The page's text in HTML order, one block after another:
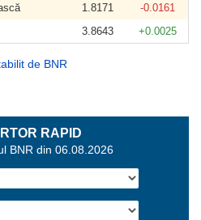
1.8171
-0.0161
3.8643 +0.0025
de BNR
RAPID
BNR din 06.08.2026